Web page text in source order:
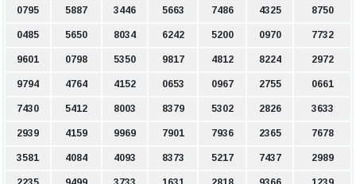
0795 5887 3446 5663 7486 4325 8750
0485 5650 8034 6242 5200 0970 7732
9601 0798 5350 9817 4812 8224 2972
9794 4764 4152 0653 0967 2755 0661
7430 5412 8003 8379 5302 2826 3633
2939 4159 9969 7901 7936 2365 7678
3581 4084 4093 8373 5217 7437 2989